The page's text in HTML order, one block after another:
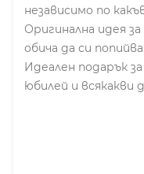
независимо по
Оригинална идея
обича да си попийва.
Идеален подарък
юбилей и всякакви